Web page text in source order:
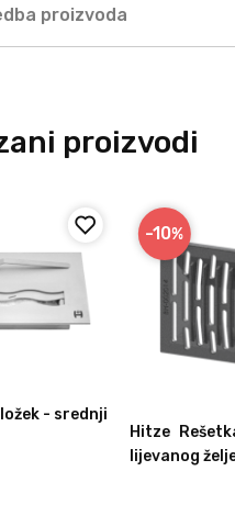
proizvoda
proizvodi
- srednji
-10%
Hitze
lijevanog